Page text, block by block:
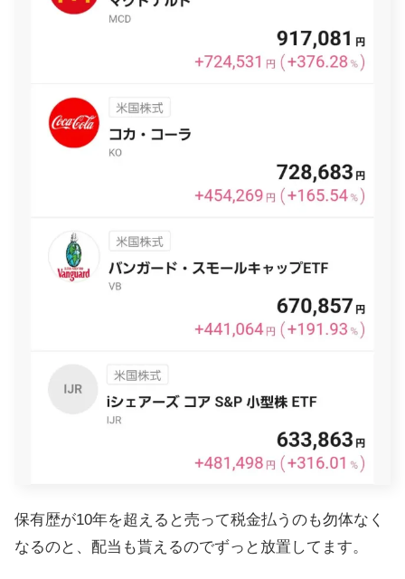
保有歴が10年を超えると売って税金払うのも勿体なく
なるのと、配当も貰えるのでずっと放置してます。